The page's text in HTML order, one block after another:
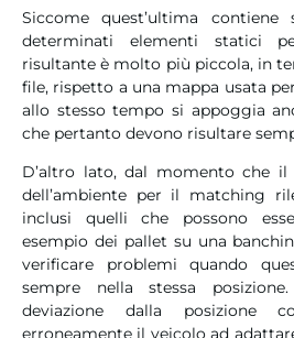
Siccome quest’ultima
determinati elementi statici
risultante è molto più piccola, in
file, rispetto a una mappa usata
allo stesso tempo si appoggia
che pertanto devono risultare
D’altro lato, dal momento che il
dell’ambiente per il matching
inclusi quelli che possono
esempio dei pallet su una
verificare problemi quando
sempre nella stessa
deviazione dalla posizione
erroneamente il veicolo ad